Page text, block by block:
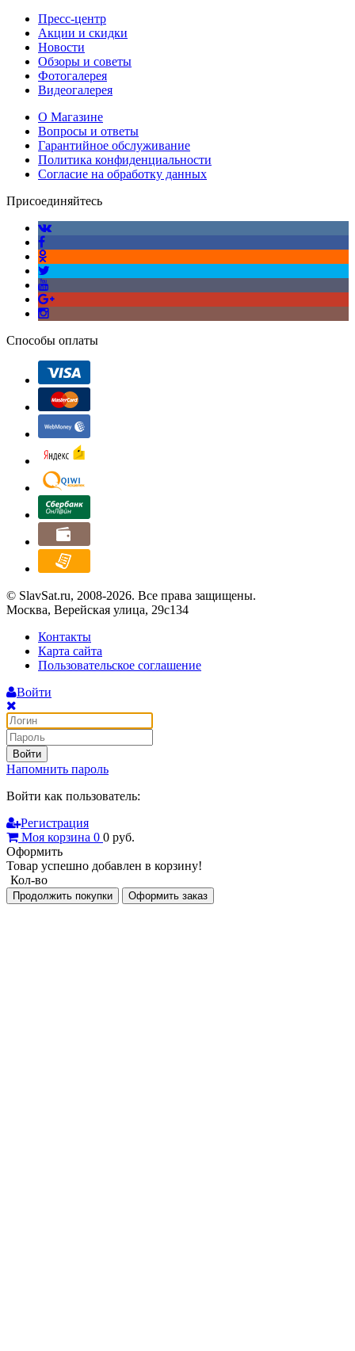
Пресс-центр
Акции и скидки
Новости
Обзоры и советы
Фотогалерея
Видеогалерея
О Магазине
Вопросы и ответы
Гарантийное обслуживание
Политика конфиденциальности
Согласие на обработку данных
Присоединяйтесь
Способы оплаты
© SlavSat.ru, 2008-2026. Все права защищены.
Москва, Верейская улица, 29с134
Контакты
Карта сайта
Пользовательское соглашение
Войти
Войти
Напомнить пароль
Войти как пользователь:
Регистрация
Моя корзина 0 0 руб.
Оформить
Товар успешно добавлен в корзину!
Кол-во
Продолжить покупки Оформить заказ